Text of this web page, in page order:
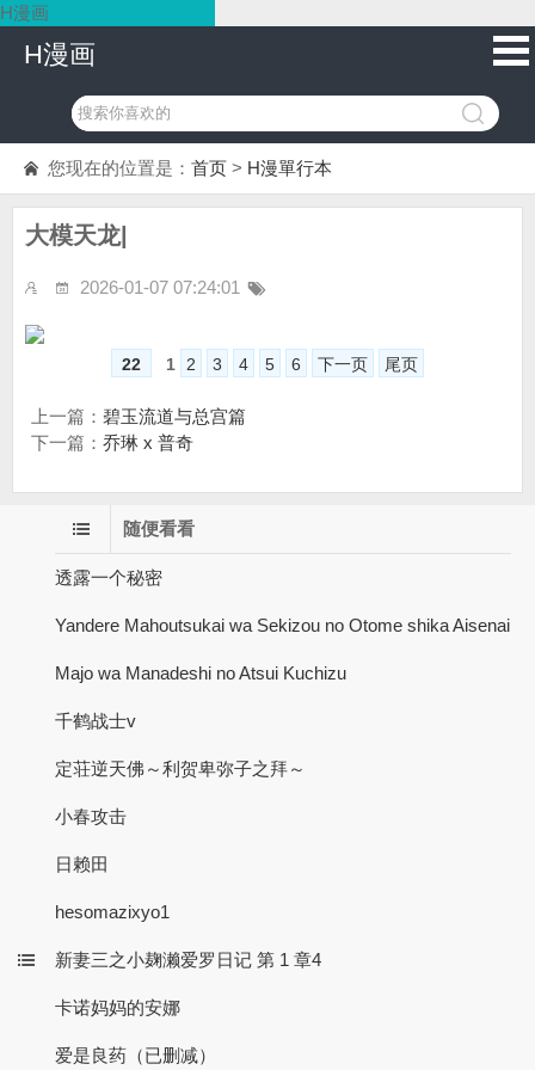
H漫画
H漫画
您现在的位置是： 首页 > H漫單行本
大模天龙|
2026-01-07 07:24:01
22 1 2 3 4 5 6 下一页 尾页
上一篇： 碧玉流道与总宫篇
下一篇： 乔琳 x 普奇
随便看看
透露一个秘密
Yandere Mahoutsukai wa Sekizou no Otome shika Aisenai
Majo wa Manadeshi no Atsui Kuchizu
千鹤战士v
定荘逆天佛～利贺卑弥子之拜～
小春攻击
日赖田
hesomazixyo1
新妻三之小麹濑爱罗日记 第 1 章4
卡诺妈妈的安娜
爱是良药（已删减）